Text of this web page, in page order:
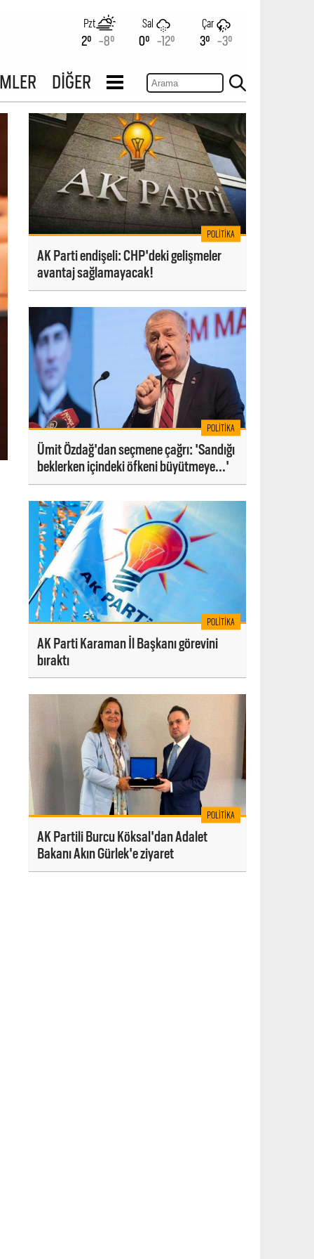
Pzt
2° -8°
Sal
0° -12°
Çar
3° -3°
DİĞER
POLITIKA
AK Parti endişeli: CHP'deki gelişmeler
avantaj sağlamayacak!
POLITIKA
Ümit Özdağ'dan seçmene çağrı: 'Sandığı
beklerken içindeki öfkeni büyütmeye...'
POLITIKA
AK Parti Karaman İl Başkanı görevini
bıraktı
POLITIKA
AK Partili Burcu Köksal'dan Adalet
Bakanı Akın Gürlek'e ziyaret